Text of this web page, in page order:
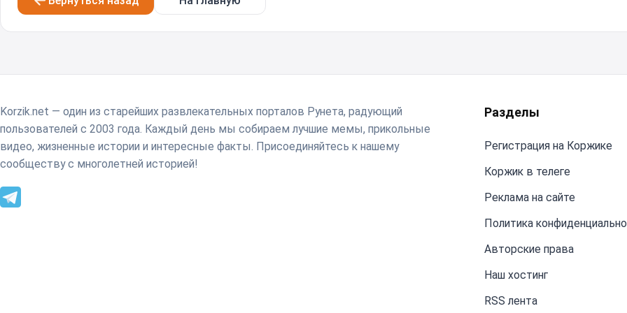
Korzik.net — один из старейших развлекательных порталов Рунета, радующий
пользователей с 2003 года. Каждый день мы собираем лучшие мемы, прикольные
видео, жизненные истории и интересные факты. Присоединяйтесь к нашему
сообществу с многолетней историей!
Разделы
Регистрация на Коржике
Коржик в телеге
Реклама на сайте
Политика
Авторские права
Наш хостинг
RSS лента